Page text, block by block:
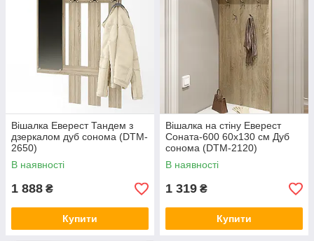
Вішалка Еверест Тандем з
дзеркалом дуб сонома (DTM-
2650)
В наявності
1 888 ₴
Купити
Вішалка на стіну Еверест
Соната-600 60х130 см Дуб
сонома (DTM-2120)
В наявності
1 319 ₴
Купити